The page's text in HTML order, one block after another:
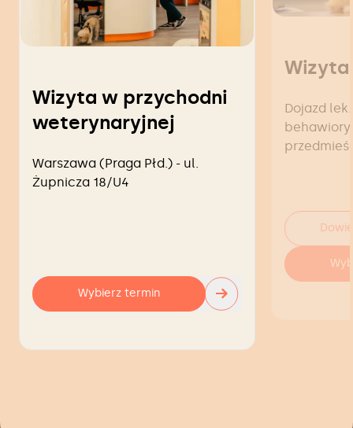
Wizyta w przychodni
weterynaryjnej
Warszawa (Praga Płd.) - ul.
Żupnicza 18/U4
Wybierz termin →
Wizyta
Dojazd